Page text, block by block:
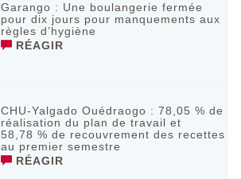
Garango : Une boulangerie fermée
pour dix jours pour manquements aux
règles d’hygiène
RÉAGIR
CHU-Yalgado Ouédraogo : 78,05 % de
réalisation du plan de travail et
58,78 % de recouvrement des recettes
au premier semestre
RÉAGIR